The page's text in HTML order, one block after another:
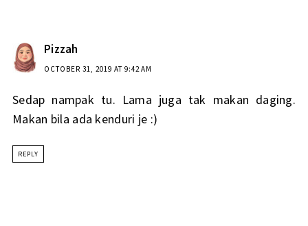
Pizzah
OCTOBER 31, 2019 AT 9:42 AM
Sedap nampak tu. Lama juga tak makan daging.
Makan bila ada kenduri je :)
REPLY